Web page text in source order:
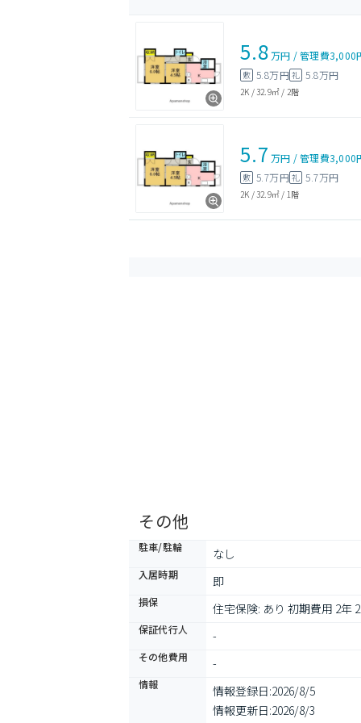
5.8万円 /管理費3,000
敷 5.8万円礼 5.8万円
2K /32.9㎡ / 2階
5.7 万円 /管理費3,000
敷 5.7万円礼 5.7万円
2K /32.9㎡ / 1階
その他
駐車/駐輪 なし
入居時期 即
損保 住宅保険: あり 初期費用 2年
保証代行人 -
その他費用 -
情報 情報登録日:2026/8/5
情報更新日:2026/8/3